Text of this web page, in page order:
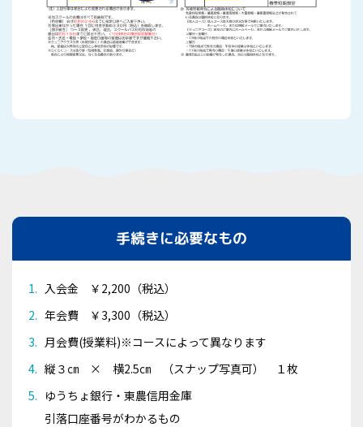
手続きに必要なもの
入会金 ￥2,200（税込）
年会費 ￥3,300（税込）
月会費(授業料)※コースによって異なります
縦３㎝ × 横2.5㎝ （スナップ写真可） １枚
ゆうちょ銀行・東農信用金庫
引落口座番号がわかるもの